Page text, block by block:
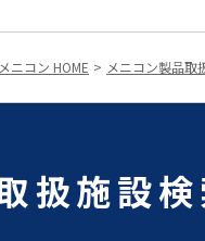
ニコン HOME メニコン製品取
扱施設